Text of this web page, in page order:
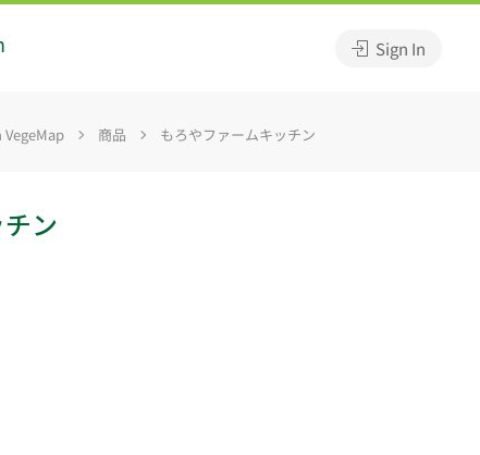
Sign In
VegeMap 商品 もろやファームキッチン
ン